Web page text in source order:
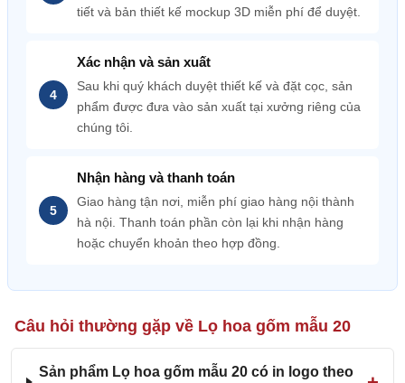
tiết và bản thiết kế mockup 3D miễn phí để duyệt.
Xác nhận và sản xuất
Sau khi quý khách duyệt thiết kế và đặt cọc, sản
phẩm được đưa vào sản xuất tại xưởng riêng của
chúng tôi.
Nhận hàng và thanh toán
Giao hàng tận nơi, miễn phí giao hàng nội thành
hà nội. Thanh toán phần còn lại khi nhận hàng
hoặc chuyển khoản theo hợp đồng.
Câu hỏi thường gặp về Lọ hoa gốm mẫu 20
Sản phẩm Lọ hoa gốm mẫu 20 có in logo theo